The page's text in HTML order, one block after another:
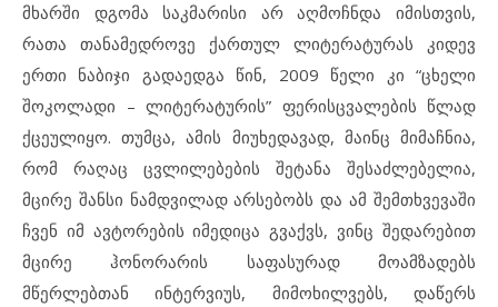
მხარში დგომა საკმარისი არ აღმოჩნდა იმისთვის,
რათა თანამედროვე ქართულ ლიტერატურას კიდევ
ერთი ნაბიჯი გადაედგა წინ, 2009 წელი კი “ცხელი
შოკოლადი – ლიტერატურის” ფერისცვალების წლად
ქცეულიყო. თუმცა, ამის მიუხედავად, მაინც მიმაჩნია,
რომ რაღაც ცვლილებების შეტანა შესაძლებელია,
მცირე შანსი ნამდვილად არსებობს და ამ შემთხვევაში
ჩვენ იმ ავტორების იმედიცა გვაქვს, ვინც შედარებით
მცირე ჰონორარის საფასურად მოამზადებს
მწერლებთან ინტერვიუს, მიმოხილვებს, დაწერს